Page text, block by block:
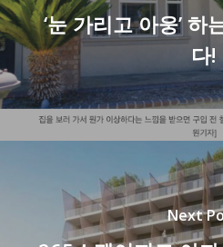
‘눈 가리고 아웅’ 하
다!
Next